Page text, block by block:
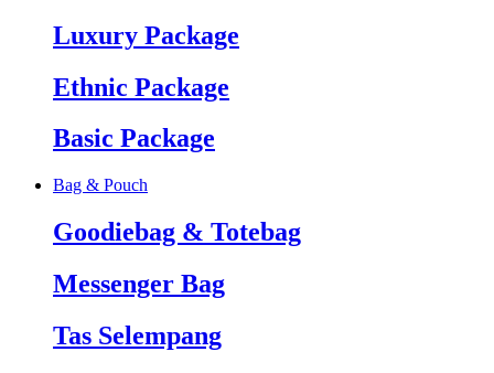
Luxury Package
Ethnic Package
Basic Package
Bag & Pouch
Goodiebag & Totebag
Messenger Bag
Tas Selempang